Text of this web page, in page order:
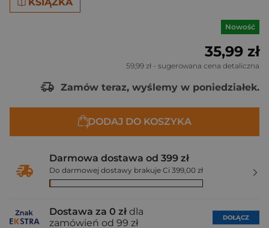
Nowość
35,99 zł
59,99 zł - sugerowana cena detaliczna
Zamów teraz, wyślemy w poniedziałek.
DODAJ DO KOSZYKA
Darmowa dostawa od 399 zł
Do darmowej dostawy brakuje Ci 399,00 zł
Dostawa za 0 zł dla
zamówień od 99 zł
DOŁĄCZ